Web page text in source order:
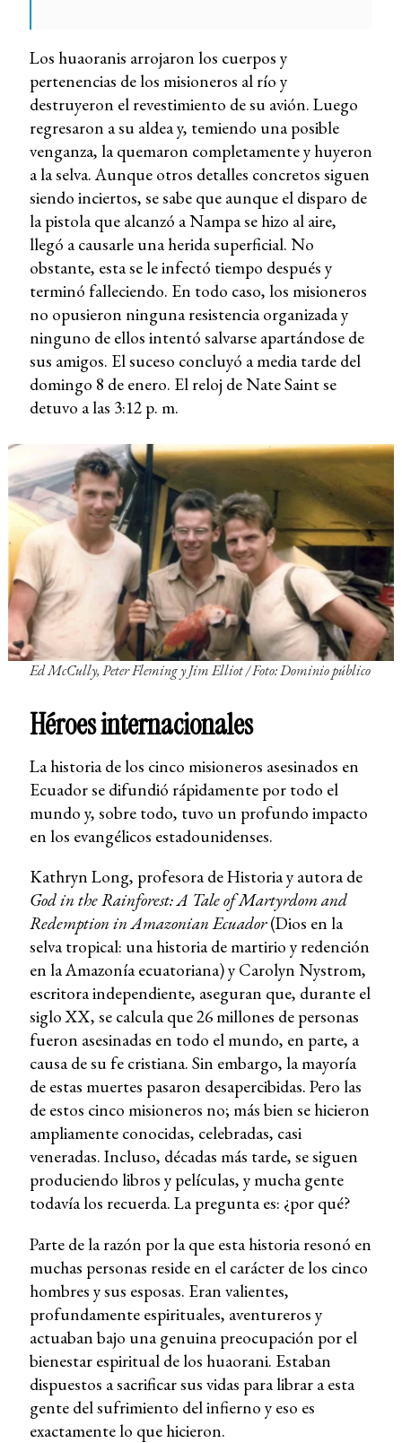
Los huaoranis arrojaron los cuerpos y
pertenencias de los misioneros al río y
destruyeron el revestimiento de su avión. Luego
regresaron a su aldea y, temiendo una posible
venganza, la quemaron completamente y huyeron
a la selva. Aunque otros detalles concretos siguen
siendo inciertos, se sabe que aunque el disparo de
la pistola que alcanzó a Nampa se hizo al aire,
llegó a causarle una herida superficial. No
obstante, esta se le infectó tiempo después y
terminó falleciendo. En todo caso, los misioneros
no opusieron ninguna resistencia organizada y
ninguno de ellos intentó salvarse apartándose de
sus amigos. El suceso concluyó a media tarde del
domingo 8 de enero. El reloj de Nate Saint se
detuvo a las 3:12 p. m.
Ed McCully, Peter Fleming y Jim Elliot / Foto: Dominio público
Héroes internacionales
La historia de los cinco misioneros asesinados en
Ecuador se difundió rápidamente por todo el
mundo y, sobre todo, tuvo un profundo impacto
en los evangélicos estadounidenses.
Kathryn Long, profesora de Historia y autora de
God in the Rainforest: A Tale of Martyrdom and
Redemption in Amazonian Ecuador(Dios en la
selva tropical: una historia de martirio y redención
en la Amazonía ecuatoriana) y Carolyn Nystrom,
escritora independiente, aseguran que, durante el
siglo XX, se calcula que 26 millones de personas
fueron asesinadas en todo el mundo, en parte, a
causa de su fe cristiana. Sin embargo, la mayoría
de estas muertes pasaron desapercibidas. Pero las
de estos cinco misioneros no; más bien se hicieron
ampliamente conocidas, celebradas, casi
veneradas. Incluso, décadas más tarde, se siguen
produciendo libros y películas, y mucha gente
todavía los recuerda. La pregunta es: ¿por qué?
Parte de la razón por la que esta historia resonó en
muchas personas reside en el carácter de los cinco
hombres y sus esposas. Eran valientes,
profundamente espirituales, aventureros y
actuaban bajo una genuina preocupación por el
bienestar espiritual de los huaorani. Estaban
dispuestos a sacrificar sus vidas para librar a esta
gente del sufrimiento del infierno y eso es
exactamente lo que hicieron.